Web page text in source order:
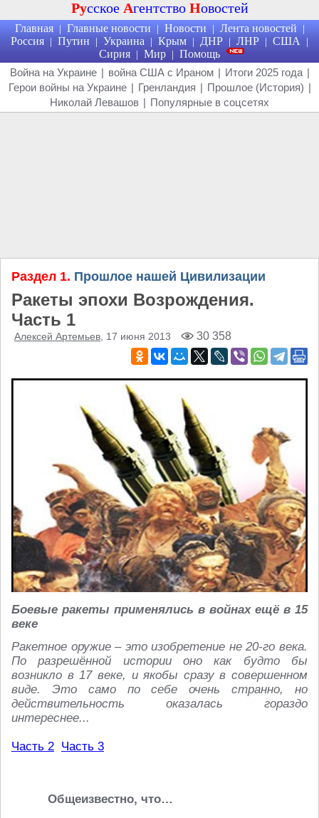
Русское Агентство Новостей
Главная | Главные новости | Новости | Лента новостей |
Россия | Путин | Украина | Крым | ДНР | ЛНР | США |
Сирия | Мир | Помощь
Война на Украине | война США с Ираном | Итоги 2025 года |
Герои войны на Украине | Гренландия | Прошлое (История) |
Николай Левашов | Популярные в соцсетях
Раздел 1. Прошлое нашей Цивилизации
Ракеты эпохи Возрождения.
Часть 1
Алексей Артемьев , 17 июня 2013 30 358
Боевые ракеты применялись в войнах ещё в 15
веке
Ракетное оружие – это изобретение не 20-го века.
По разрешённой истории оно как будто бы
возникло в 17 веке, и якобы сразу в совершенном
виде. Это само по себе очень странно, но
действительность оказалась гораздо
интереснее...
Часть 2 Часть 3
Общеизвестно, что…